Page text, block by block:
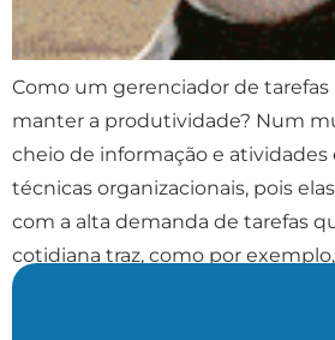
Como um gerenciador de tarefas
manter a produtividade? Num
cheio de informação e atividades
técnicas organizacionais, pois
com a alta demanda de tarefas
cotidiana traz, como por
idéias que surgem para resolver […]